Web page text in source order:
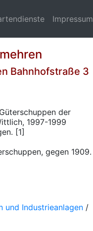
Impressum
Bahnhofstraße 3
der
1997-1999
[1]
gegen 1909.
und Industrieanlagen /